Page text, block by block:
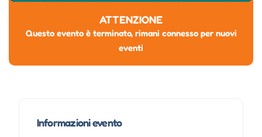
ATTENZIONE
Questo evento è terminato, rimani connesso per nuovi
eventi
Informazioni evento